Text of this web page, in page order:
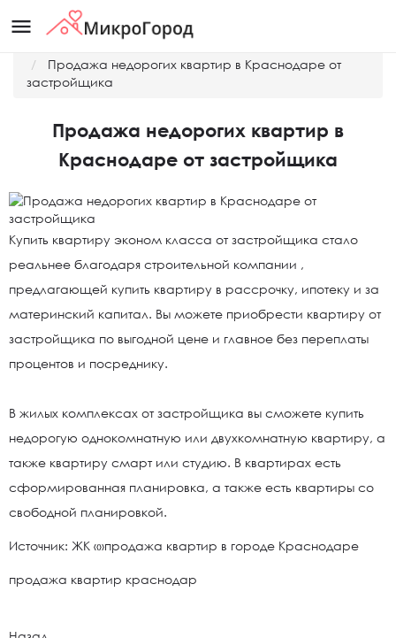
menu
Продажа недорогих квартир в Краснодаре от
застройщика
Продажа недорогих квартир в
Краснодаре от застройщика
Купить квартиру эконом класса от застройщика стало
реальнее благодаря строительной компании ,
предлагающей купить квартиру в рассрочку, ипотеку и за
материнский капитал. Вы можете приобрести квартиру от
застройщика по выгодной цене и главное без переплаты
процентов и посреднику.
В жилых комплексах от застройщика вы сможете купить
недорогую однокомнатную или двухкомнатную квартиру, а
также квартиру смарт или студию. В квартирах есть
сформированная планировка, а также есть квартиры со
свободной планировкой.
Источник: ЖК «»продажа квартир в городе Краснодаре
продажа квартир краснодар